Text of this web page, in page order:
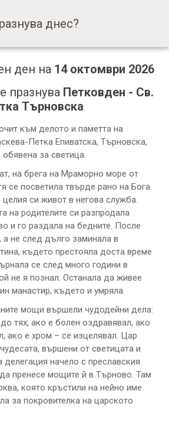
ден на 14 октомври 2026
празнува Петковден - Св.
Търновска
към делото и паметта на
Петка Епиватска, Търновска,
за светица.
на брега на Мраморно море от
се посветила твърде рано на Бога
си живот в негова служба.
на родителите си разпродала
и го раздала на бедните. После
не след дълго заминала в
където престояла доста време
се след много години в
не я познал. Останала да живее
манастир, където и умряла.
мощи вършели чудодейни дела:
тях, ако е болен оздравявал, ако
ако е хром – се изцелявал. Цар
вършени от светицата и
делегация начело с преславския
пренесе мощите й в Търново. Там
която кръстили на нейно име.
за покровителка на царското